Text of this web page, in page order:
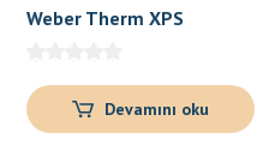
Weber Therm XPS
Devamını oku